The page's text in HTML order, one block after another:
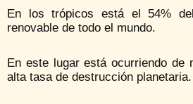
En los trópicos está el 54%
renovable de todo el mundo.
En este lugar está ocurriendo de
alta tasa de destrucción planetaria.